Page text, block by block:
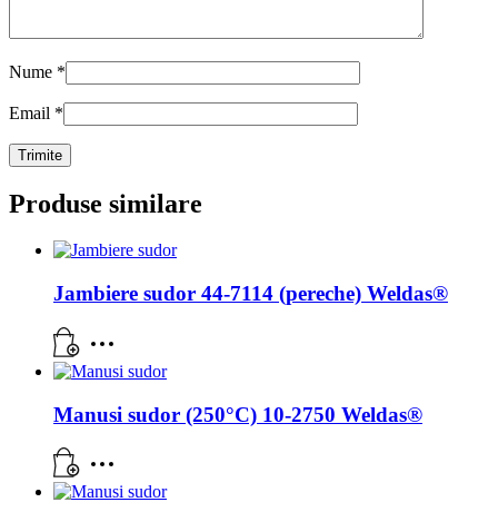
Nume *
Email *
Produse similare
Jambiere sudor 44-7114 (pereche) Weldas®
Manusi sudor (250°C) 10-2750 Weldas®